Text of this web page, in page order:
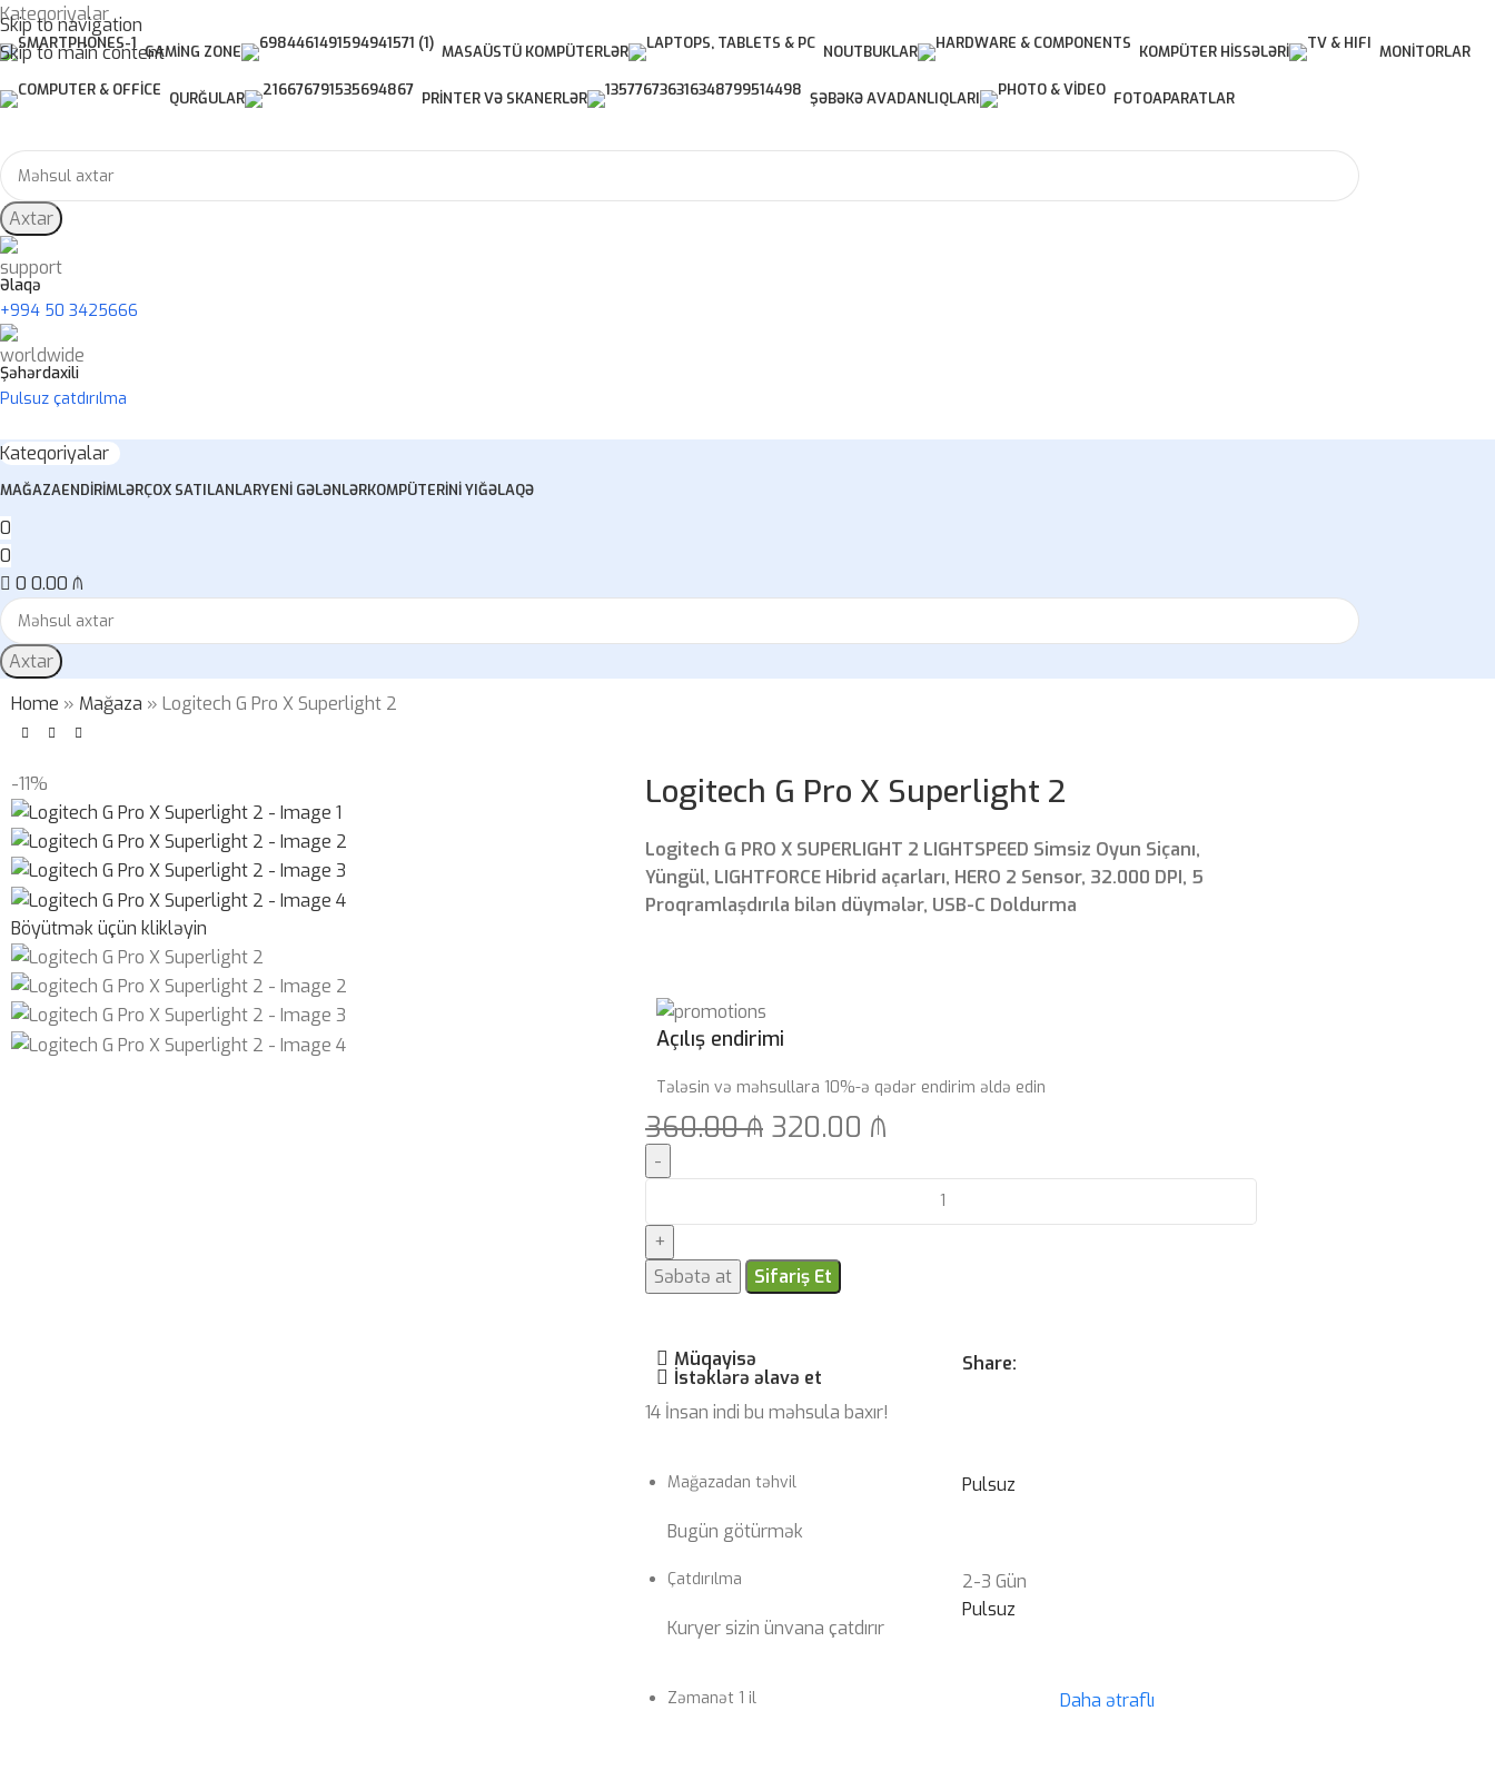
Skip to navigation
Skip to main content
Kateqoriyalar
GAMING ZONE MASAÜSTÜ KOMPÜTERLƏR NOUTBUKLAR KOMPÜTER HISSƏLƏRI MONITORLAR
QURĞULAR PRINTER VƏ SKANERLƏR ŞƏBƏKƏ AVADANLIQLARI FOTOAPARATLAR
Axtar
Əlaqə
+994 50 3425666
Şəhərdaxili
Pulsuz çatdırılma
Kateqoriyalar
MAĞAZAENDIRIMLƏRÇOX SATILANLARYENI GƏLƏNLƏRKOMPÜTERINI YIĞƏLAQƏ
0
0
0 0.00 ₼
Axtar
Home » Mağaza » Logitech G Pro X Superlight 2
-11%
Böyütmək üçün klikləyin
Logitech G Pro X Superlight 2
Logitech G PRO X SUPERLIGHT 2 LIGHTSPEED Simsiz Oyun Siçanı,
Yüngül, LIGHTFORCE Hibrid açarları, HERO 2 Sensor, 32.000 DPI, 5
Proqramlaşdırıla bilən düymələr, USB-C Doldurma
Açılış endirimi
Tələsin və məhsullara 10%-ə qədər endirim əldə edin
360.00₼ 320.00 ₼
Səbətə at Sifariş Et
Müqayisə
İstəklərə əlavə et
Share:
14 İnsan indi bu məhsula baxır!
Mağazadan təhvil
Bugün götürmək
Pulsuz
Çatdırılma
Kuryer sizin ünvana çatdırır
2-3 Gün
Pulsuz
Zəmanət 1 il Daha ətraflı